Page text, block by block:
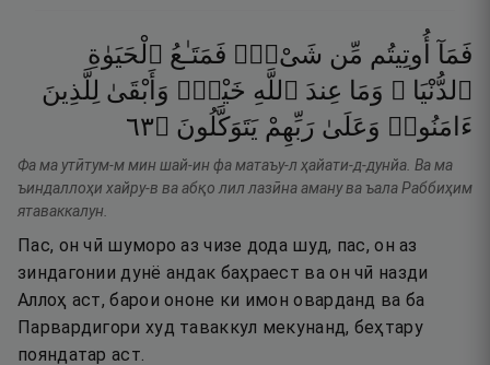
فَمَآ أُوتِيتُم مِّن شَىْءٍۢ فَمَتَـٰعُ ٱلْحَيَوٰةِ
ٱلدُّنْيَا ۖ وَمَا عِندَ ٱللَّهِ خَيْرٌۭ وَأَبْقَىٰ لِلَّذِينَ
ءَامَنُوا۟ وَعَلَىٰ رَبِّهِمْ يَتَوَكَّلُونَ ۝٣٦
Фа ма утӣтум-м мин шай-ин фа матаъу-л ҳайати-д-дунйа. Ва ма
ъиндаллоҳи хайру-в ва абқо лил лазӣна аману ва ъала Раббиҳим
ятаваккалун.
Пас, он чӣ шуморо аз чизе дода шуд, пас, он аз
зиндагонии дунё андак баҳраест ва он чӣ назди
Аллоҳ аст, барои ононе ки имон оварданд ва ба
Парвардигори худ таваккул мекунанд, беҳтару
пояндатар аст.